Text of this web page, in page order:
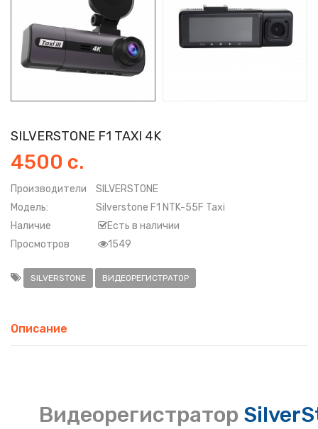
SILVERSTONE F1 TAXI 4K
4500 с.
Производители
SILVERSTONE
Модель:
Silverstone F1 NTK-55F Taxi
Наличие
Есть в наличии
Просмотров
1549
SILVERSTONE ВИДЕОРЕГИСТРАТОР
Описание
Видеорегистратор